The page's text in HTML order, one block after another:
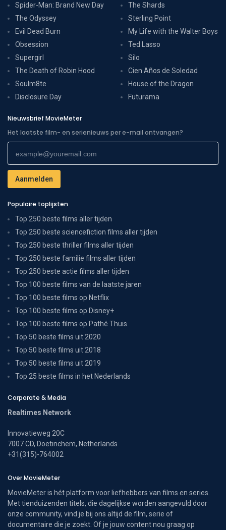
Spider-Man: Brand New Day
The Odyssey
Evil Dead Burn
Obsession
Supergirl
The Death of Robin Hood
Soulm8te
Disclosure Day
The Shards
Sterling Point
My Life with the Walter Boys
Ted Lasso
Silo
Cien Años de Soledad
House of the Dragon
Futurama
Nieuwsbrief MovieMeter
Het laatste film- en serienieuws per e-mail ontvangen?
Populaire toplijsten
Top 250 beste films aller tijden
Top 250 beste sciencefiction films aller tijden
Top 250 beste thriller films aller tijden
Top 250 beste familie films aller tijden
Top 250 beste actie films aller tijden
Top 100 beste films van de laatste jaren
Top 100 beste films op Netflix
Top 100 beste films op Disney+
Top 100 beste films op Pathé Thuis
Top 50 beste films uit 2020
Top 50 beste films uit 2018
Top 50 beste films uit 2019
Top 25 beste films in het Nederlands
Corporate & Media
Realtimes Network
Innovatieweg 20C
7007 CD, Doetinchem, Netherlands
+31(315)-764002
Over MovieMeter
MovieMeter is hét platform voor liefhebbers van films en series.
Met tienduizenden titels, die dagelijkse worden aangevuld door
onze community, vind je bij ons altijd de film, serie of
documentaire die je zoekt. Of je jouw content nou graag op